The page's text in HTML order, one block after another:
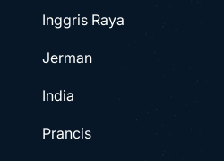
Inggris Raya
Jerman
India
Prancis